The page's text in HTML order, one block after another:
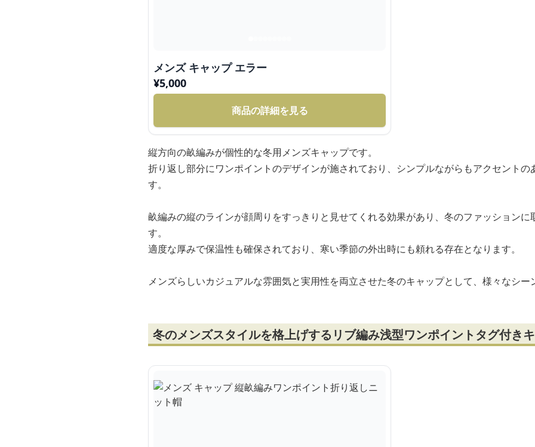
メンズ キャップ エラー
¥5,000
商品の詳細を見る
縦方向の畝編みが個性的な冬用メンズキャップです。
折り返し部分にワンポイントのデザインが施されており、シンプルながらもアクセントの
す。
畝編みの縦のラインが顔周りをすっきりと見せてくれる効果があり、冬のファッション
す。
適度な厚みで保温性も確保されており、寒い季節の外出時にも頼れる存在となります。
メンズらしいカジュアルな雰囲気と実用性を両立させた冬のキャップとして、様々なシー
冬のメンズスタイルを格上げするリブ編み浅型ワンポイントタグ付き